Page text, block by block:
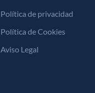
Política de privacidad
Política de Cookies
Aviso Legal